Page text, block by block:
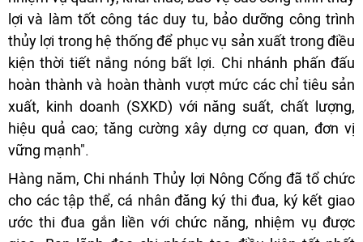
lợi và làm tốt công tác duy tu, bảo dưỡng công trình
thủy lợi trong hệ thống để phục vụ sản xuất trong điều
kiện thời tiết nắng nóng bất lợi. Chi nhánh phấn đấu
hoàn thành và hoàn thành vượt mức các chỉ tiêu sản
xuất, kinh doanh (SXKD) với năng suất, chất lượng,
hiệu quả cao; tăng cường xây dựng cơ quan, đơn vị
vững mạnh".
Hàng năm, Chi nhánh Thủy lợi Nông Cống đã tổ chức
cho các tập thể, cá nhân đăng ký thi đua, ký kết giao
ước thi đua gắn liền với chức năng, nhiệm vụ được